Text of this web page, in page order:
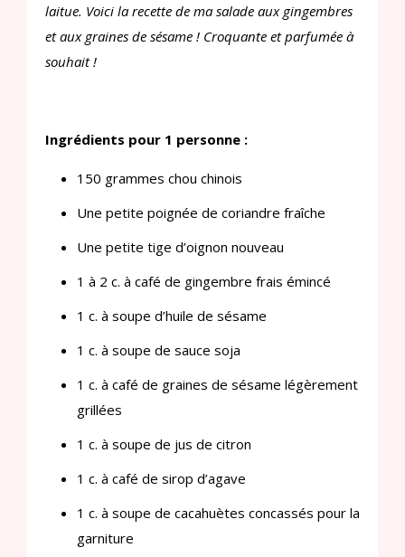
laitue. Voici la recette de ma salade aux gingembres
et aux graines de sésame ! Croquante et parfumée à
souhait !
Ingrédients pour 1 personne :
150 grammes chou chinois
Une petite poignée de coriandre fraîche
Une petite tige d’oignon nouveau
1 à 2 c. à café de gingembre frais émincé
1 c. à soupe d’huile de sésame
1 c. à soupe de sauce soja
1 c. à café de graines de sésame légèrement
grillées
1 c. à soupe de jus de citron
1 c. à café de sirop d’agave
1 c. à soupe de cacahuètes concassés pour la
garniture